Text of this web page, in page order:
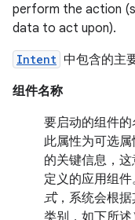
perform the action
data to act upon).
Intent 中包含的主
组件名称
要启动的组件的
此属性为可选
的关键信息，
定义的应用组
式，系统会根
类别，如下所